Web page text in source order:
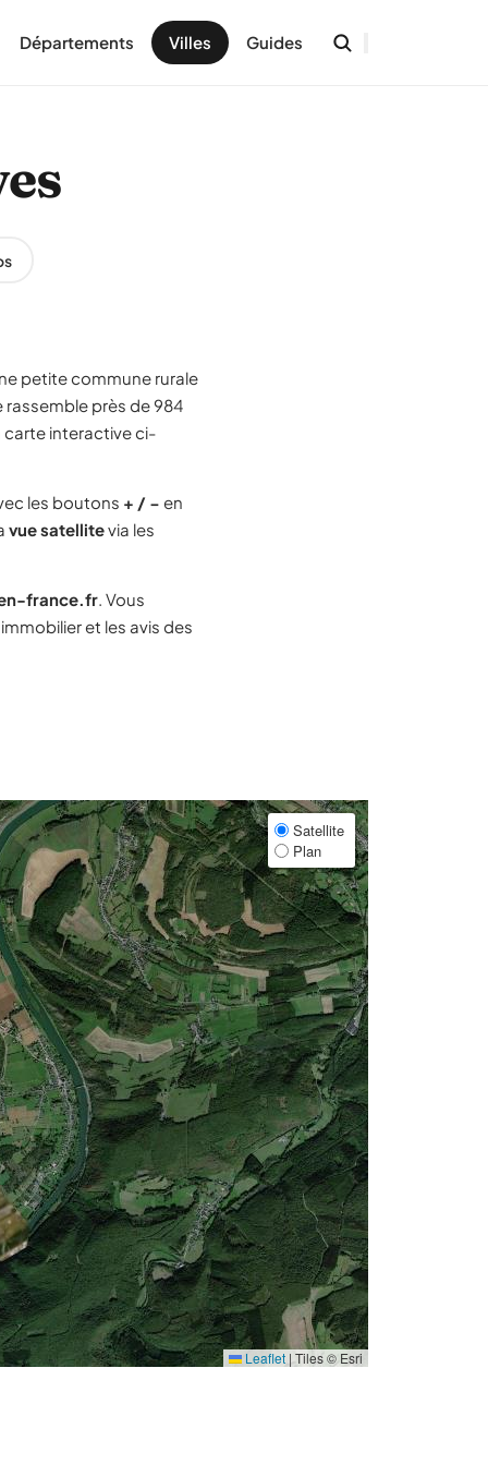
Départements Villes Guides
petite commune rurale
près de 984
carte interactive ci-
les boutons + / − en
vue satellitevia les
france.fr. Vous
et les avis des
Satellite
Plan
Leaflet | Tiles © Esri